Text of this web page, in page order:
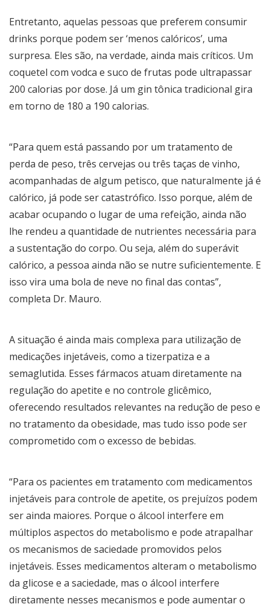
Entretanto, aquelas pessoas que preferem consumir
drinks porque podem ser ‘menos calóricos’, uma
surpresa. Eles são, na verdade, ainda mais críticos. Um
coquetel com vodca e suco de frutas pode ultrapassar
200 calorias por dose. Já um gin tônica tradicional gira
em torno de 180 a 190 calorias.
“Para quem está passando por um tratamento de
perda de peso, três cervejas ou três taças de vinho,
acompanhadas de algum petisco, que naturalmente já é
calórico, já pode ser catastrófico. Isso porque, além de
acabar ocupando o lugar de uma refeição, ainda não
lhe rendeu a quantidade de nutrientes necessária para
a sustentação do corpo. Ou seja, além do superávit
calórico, a pessoa ainda não se nutre suficientemente. E
isso vira uma bola de neve no final das contas”,
completa Dr. Mauro.
A situação é ainda mais complexa para utilização de
medicações injetáveis, como a tizerpatiza e a
semaglutida. Esses fármacos atuam diretamente na
regulação do apetite e no controle glicêmico,
oferecendo resultados relevantes na redução de peso e
no tratamento da obesidade, mas tudo isso pode ser
comprometido com o excesso de bebidas.
“Para os pacientes em tratamento com medicamentos
injetáveis para controle de apetite, os prejuízos podem
ser ainda maiores. Porque o álcool interfere em
múltiplos aspectos do metabolismo e pode atrapalhar
os mecanismos de saciedade promovidos pelos
injetáveis. Esses medicamentos alteram o metabolismo
da glicose e a saciedade, mas o álcool interfere
diretamente nesses mecanismos e pode aumentar o